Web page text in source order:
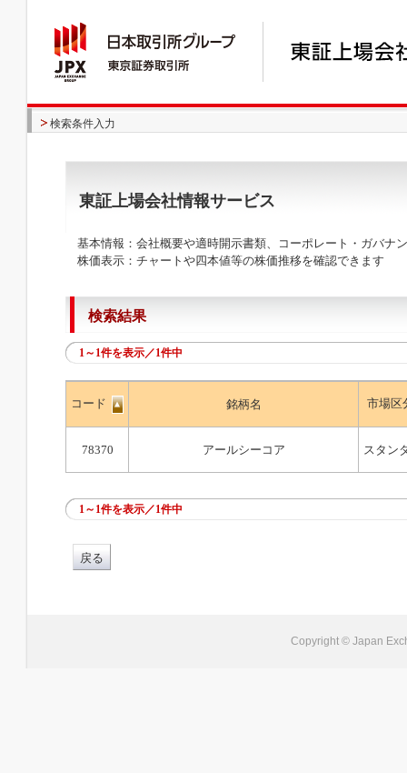
検索条件入力
東証上場会社情報サービス
基本情報：会社概要や適時開示書類、コーポレート・ガバナ
株価表示：チャートや四本値等の株価推移を確認できます
検索結果
1～1件を表示／1件中
コード 銘柄名 市場区
78370 アールシーコア スタン
1～1件を表示／1件中